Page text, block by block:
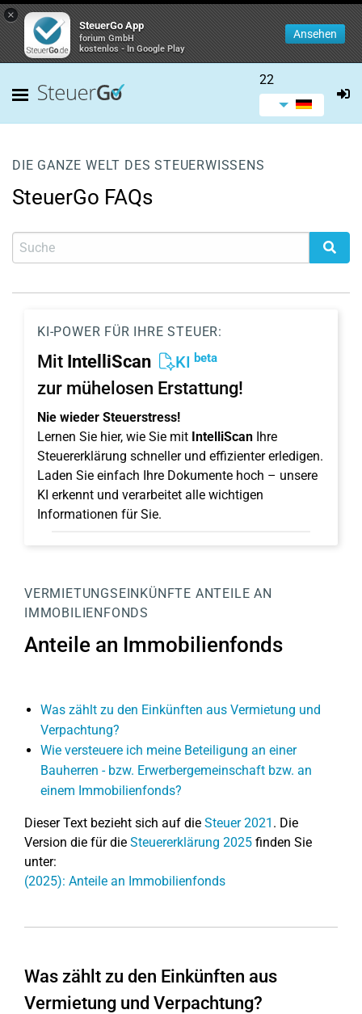
×
SteuerGo App
forium GmbH
kostenlos - In Google Play
Ansehen
22
DIE GANZE WELT DES STEUERWISSENS
SteuerGo FAQs
KI-POWER FÜR IHRE STEUER:
Mit IntelliScan KI beta
zur mühelosen Erstattung!
Nie wieder Steuerstress!
Lernen Sie hier, wie Sie mit IntelliScan Ihre
Steuererklärung schneller und effizienter erledigen.
Laden Sie einfach Ihre Dokumente hoch – unsere
KI erkennt und verarbeitet alle wichtigen
Informationen für Sie.
VERMIETUNGSEINKÜNFTE ANTEILE AN
IMMOBILIENFONDS
Anteile an Immobilienfonds
Was zählt zu den Einkünften aus Vermietung und
Verpachtung?
Wie versteuere ich meine Beteiligung an einer
Bauherren - bzw. Erwerbergemeinschaft bzw. an
einem Immobilienfonds?
Dieser Text bezieht sich auf die Steuer 2021 . Die
Version die für die Steuererklärung 2025 finden Sie
unter:
(2025): Anteile an Immobilienfonds
Was zählt zu den Einkünften aus
Vermietung und Verpachtung?